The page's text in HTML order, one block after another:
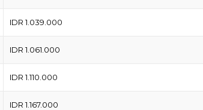
IDR 1.039.000
IDR 1.061.000
IDR 1.110.000
IDR 1.167.000